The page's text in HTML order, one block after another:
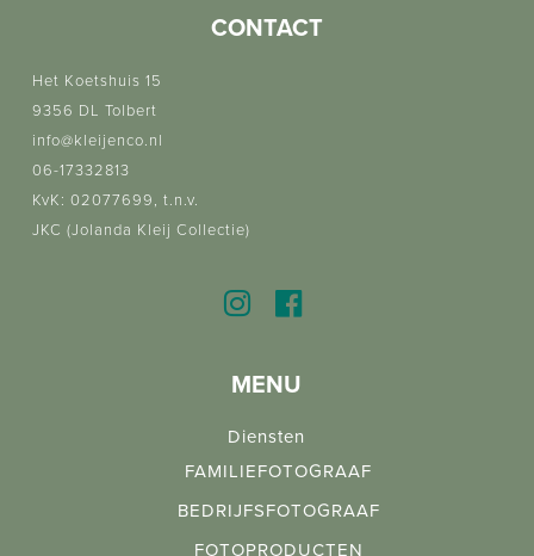
CONTACT
Het Koetshuis 15
9356 DL Tolbert
info@kleijenco.nl
06-17332813
KvK: 02077699, t.n.v.
JKC (Jolanda Kleij Collectie)
MENU
Diensten
FAMILIEFOTOGRAAF
BEDRIJFSFOTOGRAAF
FOTOPRODUCTEN